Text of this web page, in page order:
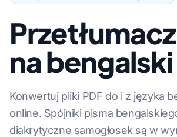
na bengalski
Konwertuj pliki PDF do i z języka
online. Spójniki pisma
diakrytyczne samogłosek są w